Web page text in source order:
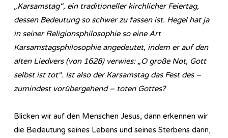
„Karsamstag“, ein traditioneller kirchlicher Feiertag,
dessen Bedeutung so schwer zu fassen ist. Hegel hat ja
in seiner Re­li­gi­ons­phi­lo­so­phie so eine Art
Karsamstagsphilosophie angedeutet, indem er auf den
alten Liedvers (von 1628) verwies: „O große Not, Gott
selbst ist tot“. Ist also der Karsamstag das Fest des –
zumindest vorübergehend – toten Gottes?
Blicken wir auf den Menschen Jesus, dann erkennen wir
die Bedeutung seines Lebens und seines Sterbens darin,